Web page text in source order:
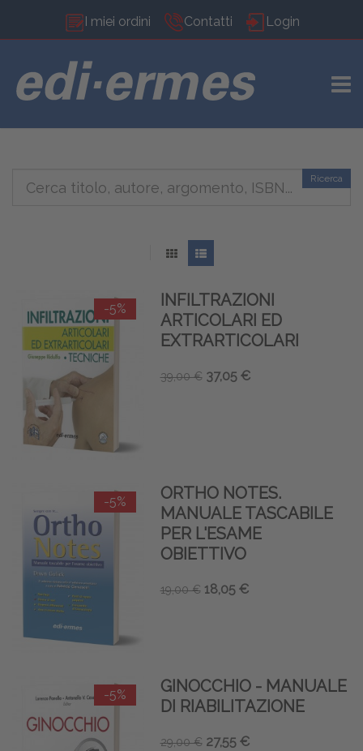
I miei ordini Contatti Login
Ricerca
-5%
INFILTRAZIONI
ARTICOLARI ED
EXTRARTICOLARI
39,00 € 37,05 €
-5%
ORTHO NOTES.
MANUALE TASCABILE
PER L'ESAME
OBIETTIVO
19,00 € 18,05 €
-5%
GINOCCHIO - MANUALE
DI RIABILITAZIONE
29,00 € 27,55 €